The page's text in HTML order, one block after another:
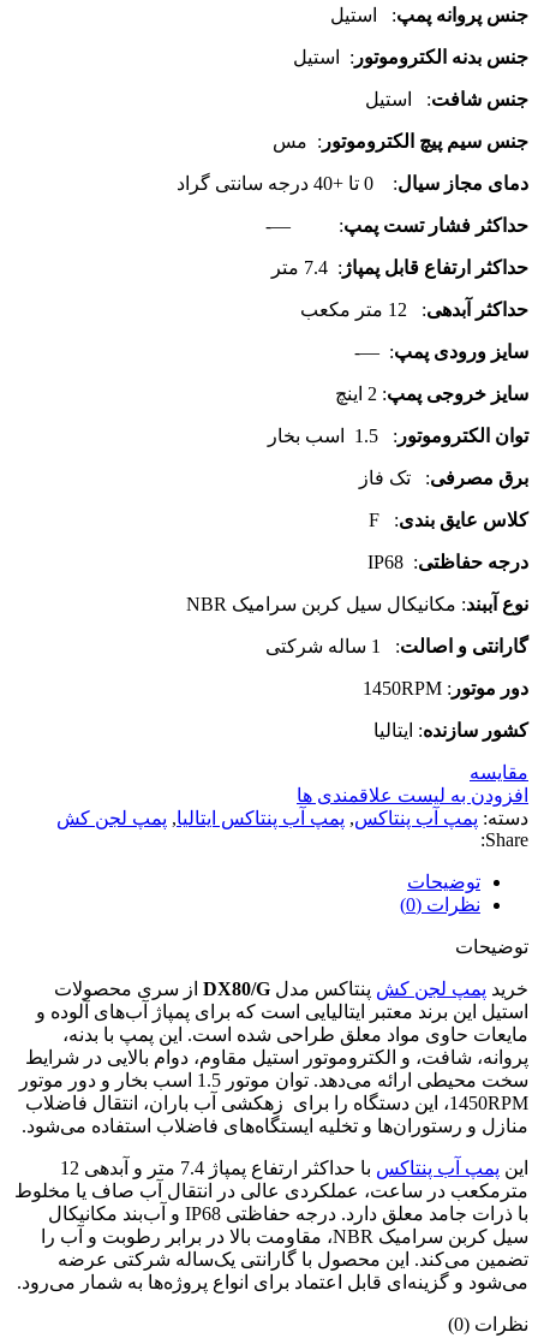
جنس پروانه پمپ: استیل
جنس بدنه الکتروموتور : استیل
جنس شافت: استیل
جنس سیم پیچ الکتروموتور : مس
دمای مجاز سیال: 0 تا +40 درجه سانتی گراد
حداکثر فشار تست پمپ: —-
حداکثر ارتفاع قابل پمپاژ : 7.4 متر
حداکثر آبدهی: 12 متر مکعب
سایز ورودی پمپ: —-
سایز خروجی پمپ: 2 اینچ
توان الکتروموتور : 1.5 اسب بخار
برق مصرفی: تک فاز
کلاس عایق بندی: F
درجه حفاظتی: IP68
نوع آببند: مکانیکال سیل کربن سرامیک NBR
گارانتی و اصالت: 1 ساله شرکتی
دور موتور : 1450RPM
کشور سازنده: ایتالیا
مقایسه
افزودن به لیست علاقمندی ها
دسته: پمپ آب پنتاکس, پمپ آب پنتاکس ایتالیا, پمپ لجن کش
Share:
توضیحات
نظرات (0)
توضیحات
خرید پمپ لجن کش پنتاکس مدل DX80/G از سری محصولات
استیل این برند معتبر ایتالیایی است که برای پمپاژ آب‌های آلوده و
مایعات حاوی مواد معلق طراحی شده است. این پمپ با بدنه،
پروانه، شافت، و الکتروموتور استیل مقاوم، دوام بالایی در شرایط
سخت محیطی ارائه می‌دهد. توان موتور 1.5 اسب بخار و دور موتور
1450RPM، این دستگاه را برای زهکشی آب باران، انتقال فاضلاب
منازل و رستوران‌ها و تخلیه ایستگاه‌های فاضلاب استفاده می‌شود.
این پمپ آب پنتاکس
با حداکثر ارتفاع پمپاژ 7.4 متر و آبدهی 12
مترمکعب در ساعت، عملکردی عالی در انتقال آب صاف یا مخلوط
با ذرات جامد معلق دارد. درجه حفاظتی IP68 و آب‌بند مکانیکال
سیل کربن سرامیک NBR، مقاومت بالا در برابر رطوبت و آب را
تضمین می‌کند. این محصول با گارانتی یک‌ساله شرکتی عرضه
می‌شود و گزینه‌ای قابل اعتماد برای انواع پروژه‌ها به شمار می‌رود.
نظرات (0)